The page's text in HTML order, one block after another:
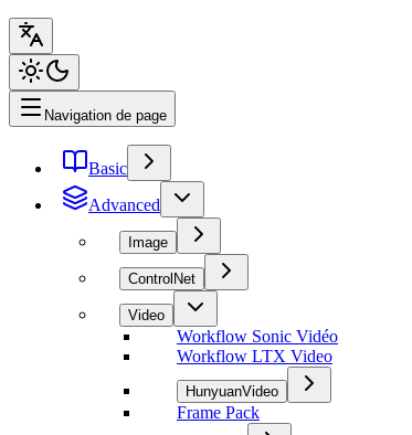
Navigation de page
Basic
Advanced
Image
ControlNet
Video
Workflow Sonic Vidéo
Workflow LTX Video
HunyuanVideo
Frame Pack